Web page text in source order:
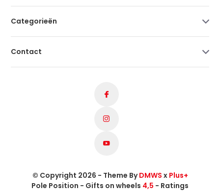
Categorieën
Contact
© Copyright 2026 - Theme ByDMWS x Plus+
Pole Position - Gifts on wheels 4,5 - Ratings